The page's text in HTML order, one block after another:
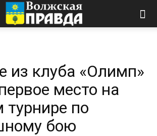
из клуба «Олимп»
место на
турнире по
бою